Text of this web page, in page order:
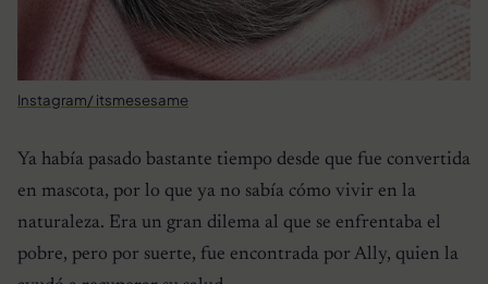
Instagram/ itsmesesame
Ya había pasado bastante tiempo desde que fue convertida
en mascota, por lo que ya no sabía cómo vivir en la
naturaleza. Era un gran dilema al que se enfrentaba el
pobre, pero por suerte, fue encontrada por Ally, quien la